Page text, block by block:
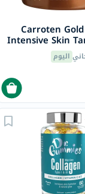
Carroten
Intensive Skin
اليوم